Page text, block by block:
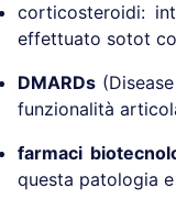
corticosteroidi:
effettuato sotot
DMARDs
funzionalità
farmaci
questa patologia